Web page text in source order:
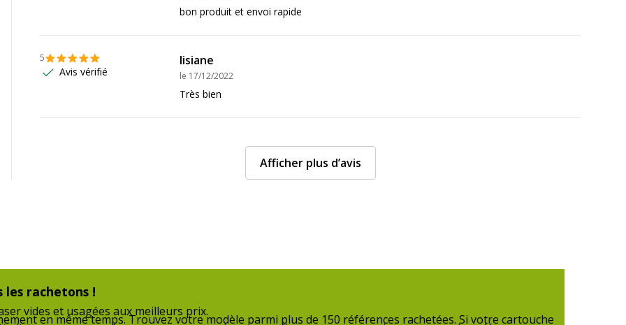
bon produit et envoi rapide
5
Avis vérifié
lisiane
le 17/12/2022
Très bien
Afficher plus d’avis
les rachetons !
vides et usagées aux meilleurs prix.
en même temps. Trouvez votre modèle parmi plus de 150 références rachetées. Si votre cartouche